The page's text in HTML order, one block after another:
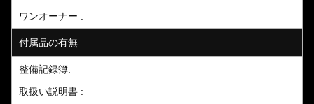
ワンオーナー :
付属品の有無
整備記録簿:
取扱い説明書 :